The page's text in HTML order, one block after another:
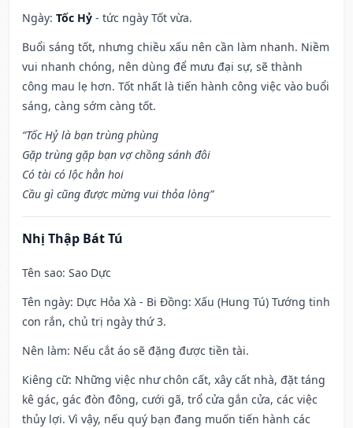
Ngày: Tốc Hỷ - tức ngày Tốt vừa.
Buổi sáng tốt, nhưng chiều xấu nên cần làm nhanh. Niềm
vui nhanh chóng, nên dùng để mưu đại sự, sẽ thành
công mau lẹ hơn. Tốt nhất là tiến hành công việc vào buổi
sáng, càng sớm càng tốt.
“Tốc Hỷ là bạn trùng phùng
Gặp trùng gặp bạn vợ chồng sánh đôi
Có tài có lộc hẳn hoi
Cầu gì cũng được mừng vui thỏa lòng”
Nhị Thập Bát Tú
Tên sao: Sao Dực
Tên ngày: Dực Hỏa Xà - Bi Đồng: Xấu (Hung Tú) Tướng tinh
con rắn, chủ trị ngày thứ 3.
Nên làm: Nếu cắt áo sẽ đặng được tiền tài.
Kiêng cữ: Những việc như chôn cất, xây cất nhà, đặt táng
kê gác, gác đòn đông, cưới gã, trổ cửa gắn cửa, các việc
thủy lợi. Vì vậy, nếu quý bạn đang muốn tiến hành các